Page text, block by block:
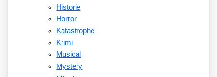
Historie
Horror
Katastrophe
Krimi
Musical
Mystery